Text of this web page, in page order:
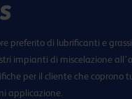
preferito di lubrificanti e
impianti di miscelazione
per il cliente che coprono
applicazione.